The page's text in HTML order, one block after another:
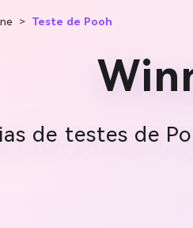
> Teste de Pooh
de testes de